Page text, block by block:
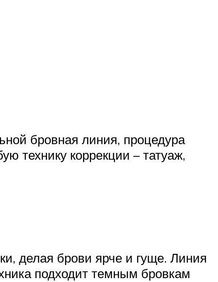
бровная линия, процедура
технику коррекции – татуаж,
делая брови ярче и гуще. Линия
подходит темным бровкам